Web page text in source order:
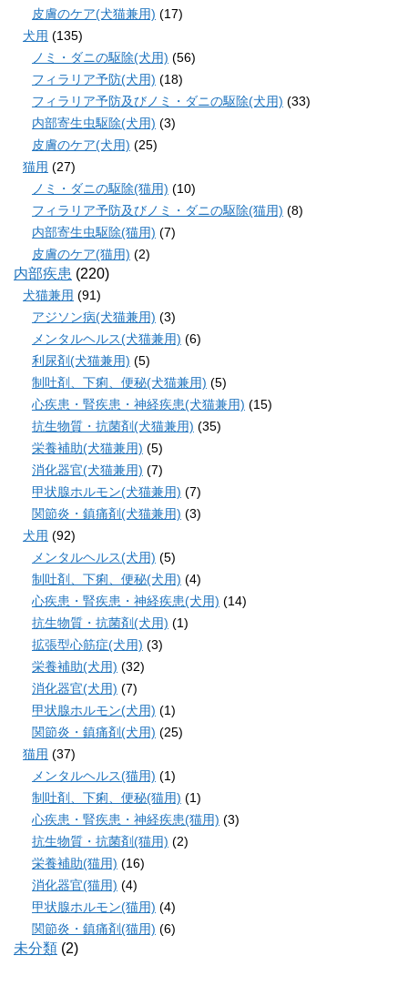
皮膚のケア(犬猫兼用) (17)
犬用 (135)
ノミ・ダニの駆除(犬用) (56)
フィラリア予防(犬用) (18)
フィラリア予防及びノミ・ダニの駆除(犬用) (33)
内部寄生虫駆除(犬用) (3)
皮膚のケア(犬用) (25)
猫用 (27)
ノミ・ダニの駆除(猫用) (10)
フィラリア予防及びノミ・ダニの駆除(猫用) (8)
内部寄生虫駆除(猫用) (7)
皮膚のケア(猫用) (2)
内部疾患 (220)
犬猫兼用 (91)
アジソン病(犬猫兼用) (3)
メンタルヘルス(犬猫兼用) (6)
利尿剤(犬猫兼用) (5)
制吐剤、下痢、便秘(犬猫兼用) (5)
心疾患・腎疾患・神経疾患(犬猫兼用) (15)
抗生物質・抗菌剤(犬猫兼用) (35)
栄養補助(犬猫兼用) (5)
消化器官(犬猫兼用) (7)
甲状腺ホルモン(犬猫兼用) (7)
関節炎・鎮痛剤(犬猫兼用) (3)
犬用 (92)
メンタルヘルス(犬用) (5)
制吐剤、下痢、便秘(犬用) (4)
心疾患・腎疾患・神経疾患(犬用) (14)
抗生物質・抗菌剤(犬用) (1)
拡張型心筋症(犬用) (3)
栄養補助(犬用) (32)
消化器官(犬用) (7)
甲状腺ホルモン(犬用) (1)
関節炎・鎮痛剤(犬用) (25)
猫用 (37)
メンタルヘルス(猫用) (1)
制吐剤、下痢、便秘(猫用) (1)
心疾患・腎疾患・神経疾患(猫用) (3)
抗生物質・抗菌剤(猫用) (2)
栄養補助(猫用) (16)
消化器官(猫用) (4)
甲状腺ホルモン(猫用) (4)
関節炎・鎮痛剤(猫用) (6)
未分類 (2)